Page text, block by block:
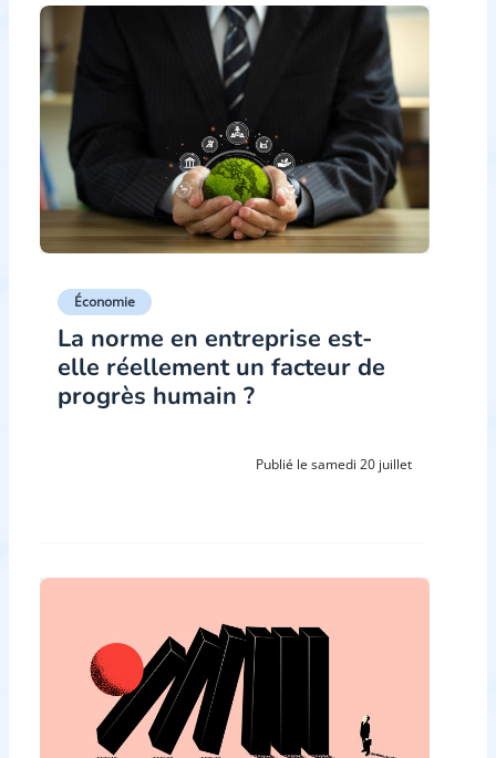
Économie
La norme en entreprise est-
elle réellement un facteur de
progrès humain ?
Publié le samedi 20 juillet